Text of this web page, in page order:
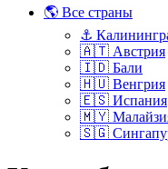
🌎 Все страны
⚓
🇦🇹 Австрия
🇮🇩 Бали
🇭🇺 Венгрия
🇪🇸 Испания
🇲🇾
🇸🇬